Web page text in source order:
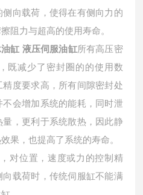
向载荷，使得在有侧向力的
阻力与超高的使用寿命。
缸 液压伺服油缸所有高压密
既减少了密封圈的的使用数
度要求高，所有间隙密封处
会增加系统的能耗，同时泄
，更利于系统散热，因此静
果，也提高了系统的寿命。
对位置，速度或力的控制精
载荷时，传统伺服缸不能满